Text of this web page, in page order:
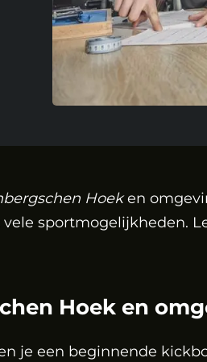
Hoeken
sportmogelijkheden.
Hoek en
je een beginnende